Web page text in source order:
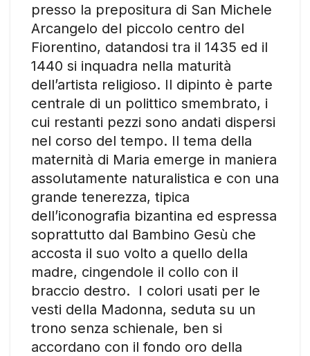
presso la prepositura di San Michele
Arcangelo del piccolo centro del
Fiorentino, datandosi tra il 1435 ed il
1440 si inquadra nella maturità
dell’artista religioso. Il dipinto è parte
centrale di un polittico smembrato, i
cui restanti pezzi sono andati dispersi
nel corso del tempo. Il tema della
maternità di Maria emerge in maniera
assolutamente naturalistica e con una
grande tenerezza, tipica
dell’iconografia bizantina ed espressa
soprattutto dal Bambino Gesù che
accosta il suo volto a quello della
madre, cingendole il collo con il
braccio destro. I colori usati per le
vesti della Madonna, seduta su un
trono senza schienale, ben si
accordano con il fondo oro della